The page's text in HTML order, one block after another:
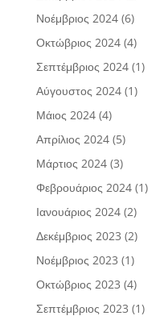
Νοέμβριος 2024(6)
Οκτώβριος 2024(4)
Σεπτέμβριος 2024(1)
Αύγουστος 2024(1)
Μάιος 2024(4)
Απρίλιος 2024(5)
Μάρτιος 2024(3)
Φεβρουάριος 2024(1)
Ιανουάριος 2024(2)
Δεκέμβριος 2023 (2)
Νοέμβριος 2023 (1)
Οκτώβριος 2023 (4)
Σεπτέμβριος 2023 (1)